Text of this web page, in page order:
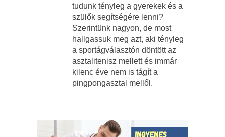
tudunk tényleg a gyerekek és a
szülők segítségére lenni?
Szerintünk nagyon, de most
hallgassuk meg azt, aki tényleg
a sportágválasztón döntött az
asztalitenisz mellett és immár
kilenc éve nem is tágít a
pingpongasztal mellől.